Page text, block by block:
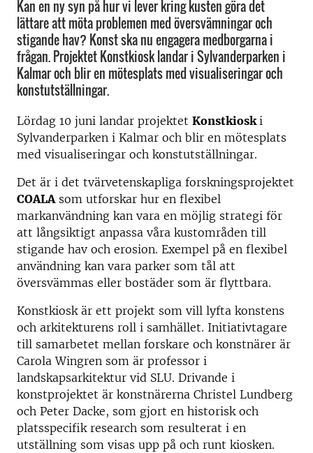
Kan en ny syn på hur vi lever kring kusten göra det
lättare att möta problemen med översvämningar och
stigande hav? Konst ska nu engagera medborgarna i
frågan. Projektet Konstkiosk landar i Sylvanderparken i
Kalmar och blir en mötesplats med visualiseringar och
konstutställningar.
Lördag 10 juni landar projektet Konstkioski
Sylvanderparken i Kalmar och blir en mötesplats
med visualiseringar och konstutställningar.
Det är i det tvärvetenskapliga forskningsprojektet
COALAsom utforskar hur en flexibel
markanvändning kan vara en möjlig strategi för
att långsiktigt anpassa våra kustområden till
stigande hav och erosion. Exempel på en flexibel
användning kan vara parker som tål att
översvämmas eller bostäder som är flyttbara.
Konstkiosk är ett projekt som vill lyfta konstens
och arkitekturens roll i samhället. Initiativtagare
till samarbetet mellan forskare och konstnärer är
Carola Wingren som är professor i
landskapsarkitektur vid SLU. Drivande i
konstprojektet är konstnärerna Christel Lundberg
och Peter Dacke, som gjort en historisk och
platsspecifik research som resulterat i en
utställning som visas upp på och runt kiosken.